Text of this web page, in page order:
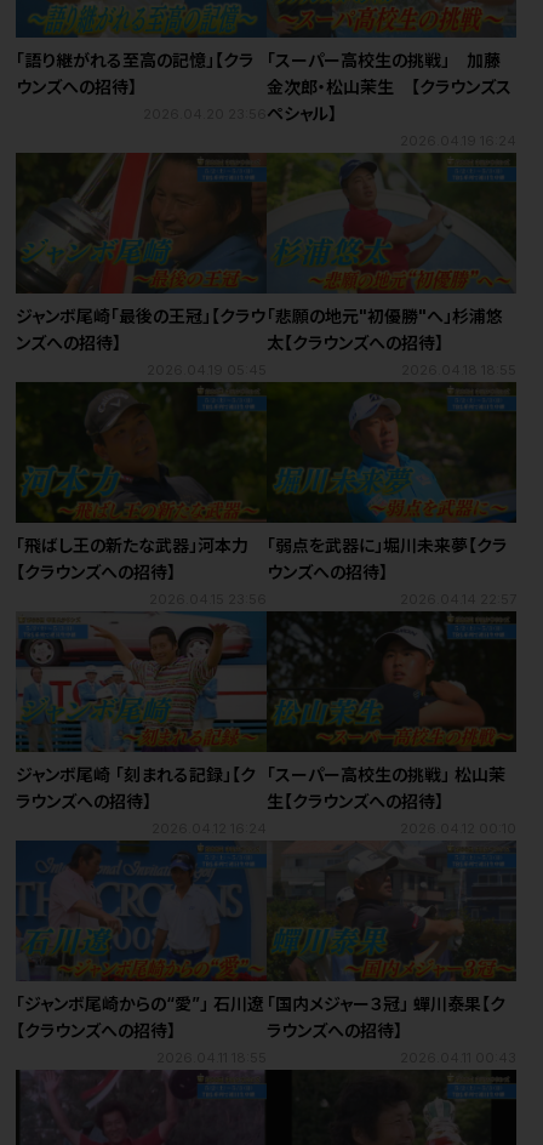
「語り継がれる至高の記憶」【クラ
ウンズへの招待】
「スーパー高校生の挑戦」 加藤
金次郎・松山茉生 【クラウンズス
ペシャル】
ジャンボ尾崎「最後の王冠」【クラウ
ンズへの招待】
「悲願の地元"初優勝"へ」杉浦悠
太【クラウンズへの招待】
「飛ばし王の新たな武器」河本力
【クラウンズへの招待】
「弱点を武器に」堀川未来夢【クラ
ウンズへの招待】
ジャンボ尾崎 「刻まれる記録」【ク
ラウンズへの招待】
「スーパー高校生の挑戦」 松山茉
生【クラウンズへの招待】
「ジャンボ尾崎からの“愛”」 石川遼
【クラウンズへの招待】
「国内メジャー３冠」 蟬川泰果【ク
ラウンズへの招待】